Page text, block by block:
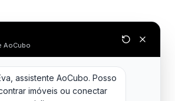
AoCubo
assistente AoCubo. Posso
imóveis ou conectar